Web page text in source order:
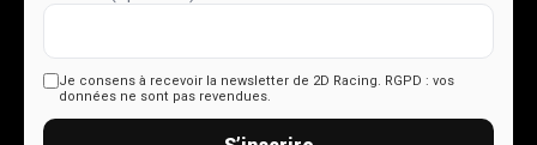
Je consens à recevoir la newsletter de 2D Racing. RGPD : vos
données ne sont pas revendues.